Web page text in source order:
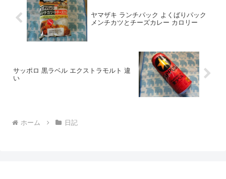
ヤマザキ ランチパック よくばりパック
メンチカツとチーズカレー カロリー
サッポロ 黒ラベル エクストラモルト 違
い
ホーム 日記